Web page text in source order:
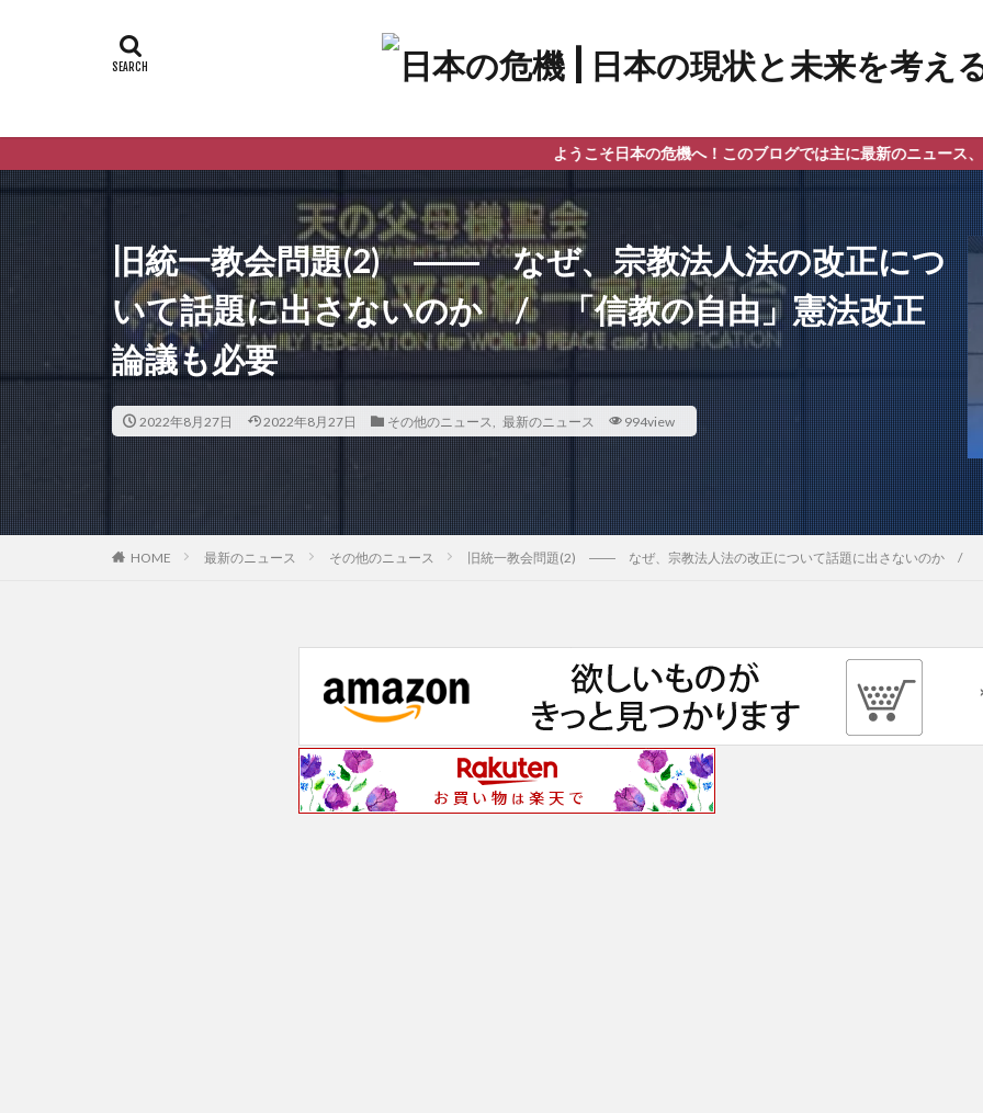
ようこそ日本の危機へ！このブログでは主に最新のニュース、政治、教育問
旧統一教会問題(2) ―― なぜ、宗教法人法の改正につ
いて話題に出さないのか / 「信教の自由」憲法改正
論議も必要
2022年8月27日 2022年8月27日 その他のニュース 最新のニュース 994view
HOME 最新のニュース その他のニュース 旧統一教会問題(2) ―― なぜ、宗教法人法の改正について話題に出さないのか / 「